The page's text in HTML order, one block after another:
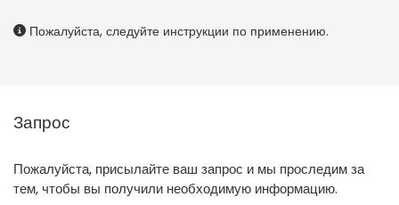
Пожалуйста, следуйте инструкции по применению.
Запрос
Пожалуйста, присылайте ваш запрос и мы проследим за
тем, чтобы вы получили необходимую информацию.